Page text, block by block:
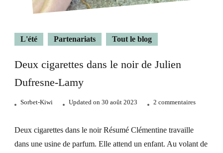
L'été Partenariats Tout le blog
Deux cigarettes dans le noir de Julien
Dufresne-Lamy
Sorbet-Kiwi Updated on 30 août 2023 2 commentairessur
Deux cigarettes dans le noir Résumé Clémentine travaille
dans une usine de parfum. Elle attend un enfant. Au volant de